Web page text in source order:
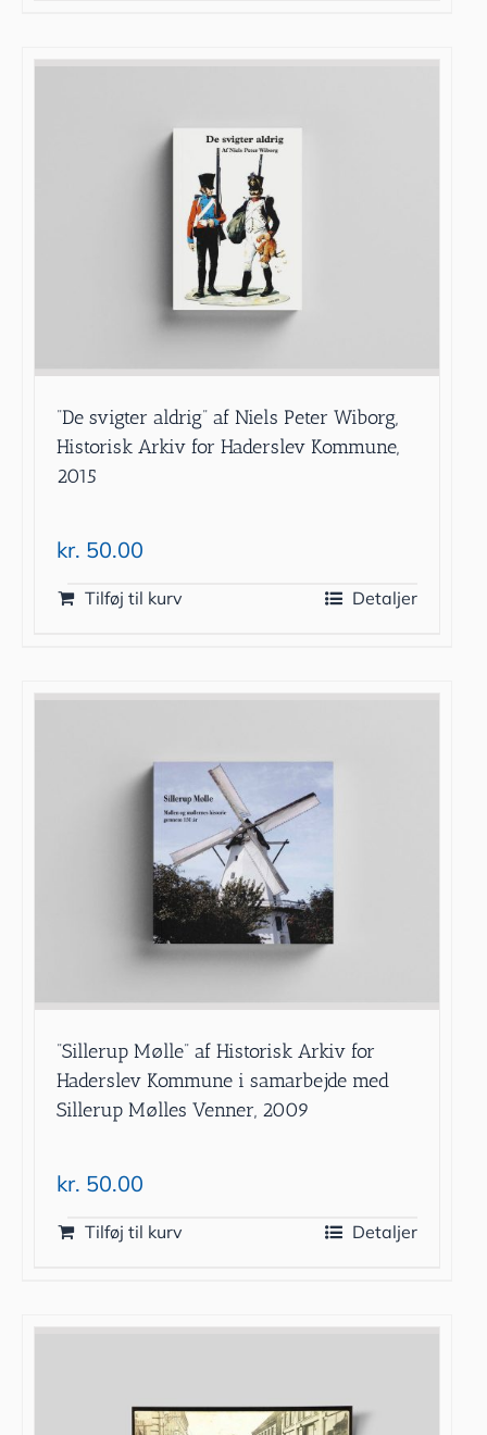
”De svigter aldrig” af Niels Peter Wiborg,
Historisk Arkiv for Haderslev Kommune,
2015
kr. 50.00
Tilføj til kurv Detaljer
”Sillerup Mølle” af Historisk Arkiv for
Haderslev Kommune i samarbejde med
Sillerup Mølles Venner, 2009
kr. 50.00
Tilføj til kurv Detaljer